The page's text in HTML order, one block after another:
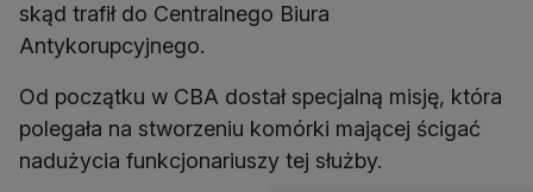
skąd trafił do Centralnego Biura
Antykorupcyjnego.
Od początku w CBA dostał specjalną misję, która
polegała na stworzeniu komórki mającej ścigać
nadużycia funkcjonariuszy tej służby.